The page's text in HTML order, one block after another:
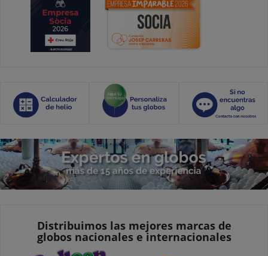
Distribuimos las mejores marcas de
globos nacionales e internacionales